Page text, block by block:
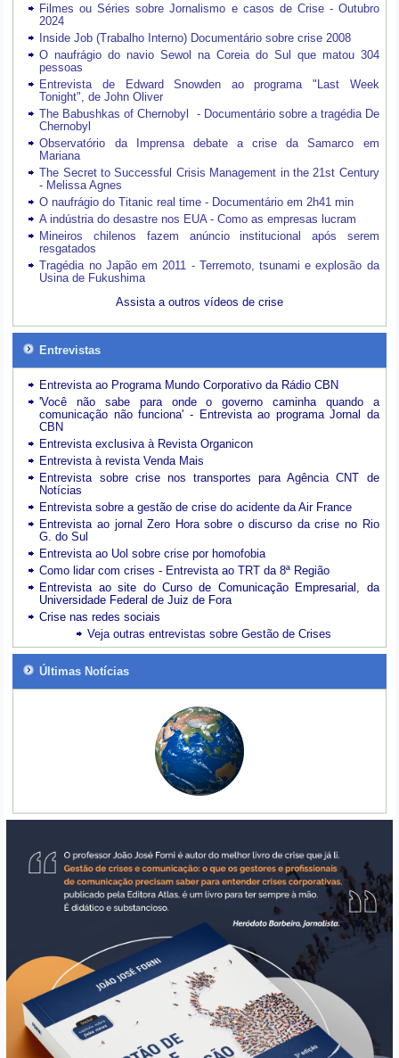
Filmes ou Séries sobre Jornalismo e casos de Crise - Outubro
2024
Inside Job (Trabalho Interno) Documentário sobre crise 2008
O naufrágio do navio Sewol na Coreia do Sul que matou 304
pessoas
Entrevista de Edward Snowden ao programa "Last Week
Tonight", de John Oliver
The Babushkas of Chernobyl - Documentário sobre a tragédia De
Chernobyl
Observatório da Imprensa debate a crise da Samarco em
Mariana
The Secret to Successful Crisis Management in the 21st Century
- Melissa Agnes
O naufrágio do Titanic real time - Documentário em 2h41 min
A indústria do desastre nos EUA - Como as empresas lucram
Mineiros chilenos fazem anúncio institucional após serem
resgatados
Tragédia no Japão em 2011 - Terremoto, tsunami e explosão da
Usina de Fukushima
Assista a outros vídeos de crise
Entrevistas
Entrevista ao Programa Mundo Corporativo da Rádio CBN
'Você não sabe para onde o governo caminha quando a
comunicação não funciona' - Entrevista ao programa Jornal da
CBN
Entrevista exclusiva à Revista Organicon
Entrevista à revista Venda Mais
Entrevista sobre crise nos transportes para Agência CNT de
Notícias
Entrevista sobre a gestão de crise do acidente da Air France
Entrevista ao jornal Zero Hora sobre o discurso da crise no Rio
G. do Sul
Entrevista ao Uol sobre crise por homofobia
Como lidar com crises - Entrevista ao TRT da 8ª Região
Entrevista ao site do Curso de Comunicação Empresarial, da
Universidade Federal de Juiz de Fora
Crise nas redes sociais
Veja outras entrevistas sobre Gestão de Crises
Últimas Notícias